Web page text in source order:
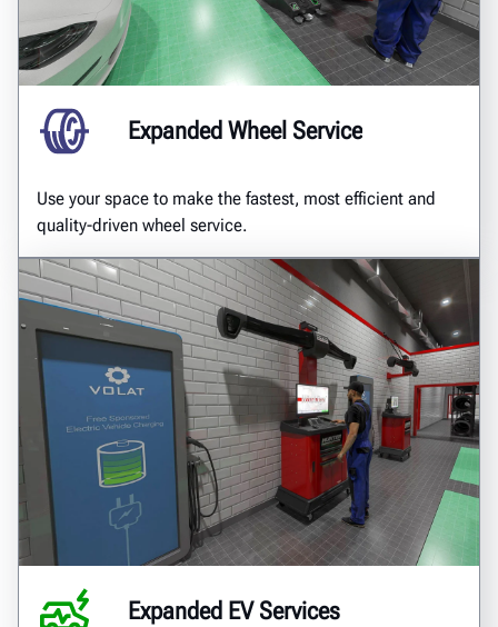
Expanded Wheel Service
Use your space to make the fastest, most efficient and
quality-driven wheel service.
Expanded EV Services